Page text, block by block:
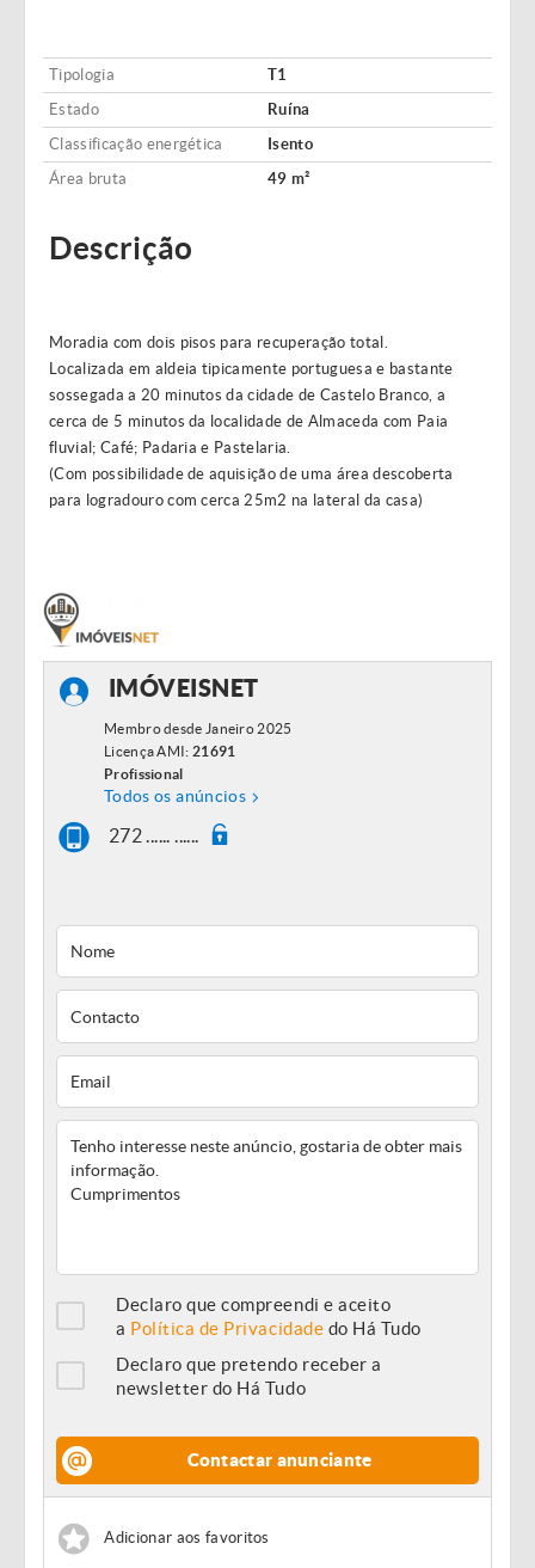
Tipologia
T1
Estado
Ruína
Classificação energética
Isento
Área bruta
49 m²
Descrição
Moradia com dois pisos para recuperação total.
Localizada em aldeia tipicamente portuguesa e bastante
sossegada a 20 minutos da cidade de Castelo Branco, a
cerca de 5 minutos da localidade de Almaceda com Paia
fluvial; Café; Padaria e Pastelaria.
(Com possibilidade de aquisição de uma área descoberta
para logradouro com cerca 25m2 na lateral da casa)
IMÓVEISNET
Membro desde Janeiro 2025
Licença AMI: 21691
Profissional
Todos os anúncios
272 ...... ......
Declaro que compreendi e aceito
a Política de Privacidade do Há Tudo
Declaro que pretendo receber a
newsletter do Há Tudo
Contactar anunciante
Adicionar aos favoritos